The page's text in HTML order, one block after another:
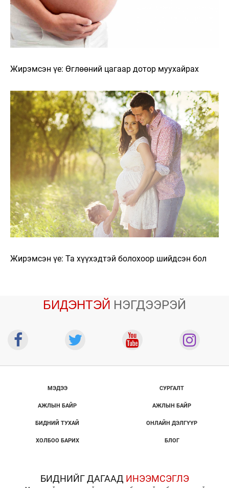
Жирэмсэн үе: Өглөөний цагаар дотор муухайрах
Жирэмсэн үе: Та хүүхэдтэй болохоор шийдсэн бол
БИДЭНТЭЙ НЭГДЭЭРЭЙ
МЭДЭЭ
АЖЛЫН БАЙР
БИДНИЙ ТУХАЙ
ХОЛБОО БАРИХ
СУРГАЛТ
АЖЛЫН БАЙР
ОНЛАЙН ДЭЛГҮҮР
БЛОГ
БИДНИЙГ ДАГААД ИНЭЭМСЭГЛЭ